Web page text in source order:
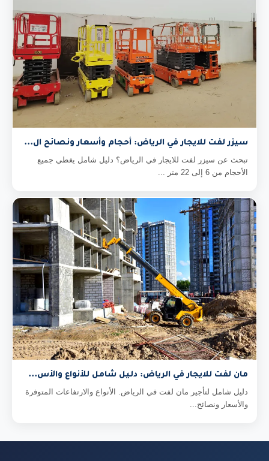
سيزر لفت للايجار في الرياض: أحجام وأسعار ونصائح ال...
تبحث عن سيزر لفت للايجار في الرياض؟ دليل شامل يغطي جميع
الأحجام من 6 إلى 22 متر ...
مان لفت للايجار في الرياض: دليل شامل للأنواع والأس...
دليل شامل لتأجير مان لفت في الرياض. الأنواع والارتفاعات المتوفرة
والأسعار ونصائح...